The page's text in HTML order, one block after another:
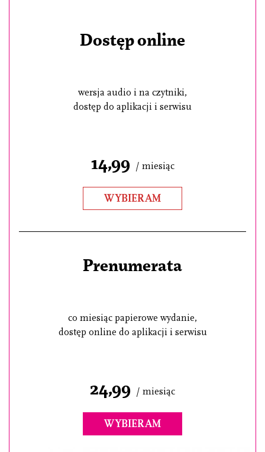
Dostęp online
wersja audio i na czytniki,
dostęp do aplikacji i serwisu
14,99 / miesiąc
WYBIERAM
Prenumerata
co miesiąc papierowe wydanie,
dostęp online do aplikacji i serwisu
24,99 / miesiąc
WYBIERAM